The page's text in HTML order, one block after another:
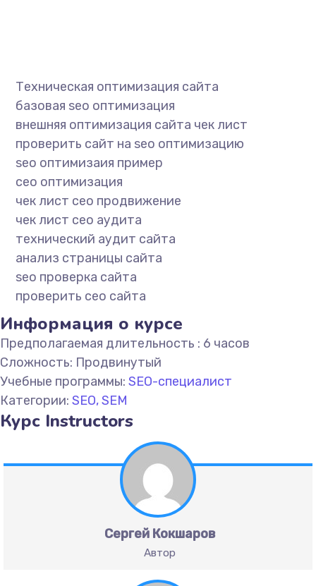
Техническая оптимизация сайта
базовая seo оптимизация
внешняя оптимизация сайта чек лист
проверить сайт на seo оптимизацию
seo оптимизаия пример
сео оптимизация
чек лист сео продвижение
чек лист сео аудита
технический аудит сайта
анализ страницы сайта
seo проверка сайта
проверить сео сайта
Информация о курсе
Предполагаемая длительность : 6 часов
Сложность: Продвинутый
Учебные программы: SEO-специалист
Категории: SEO, SEM
Курс Instructors
Сергей Кокшаров
Автор